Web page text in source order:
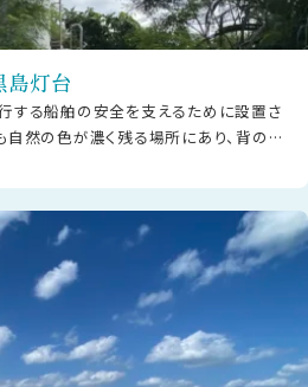
島灯台
する船舶の安全を支えるために設置さ
然の色が濃く残る場所にあり、背の高
静か